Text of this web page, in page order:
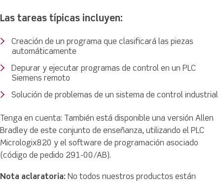
Las tareas típicas incluyen:
Creación de un programa que clasificará las piezas
automáticamente
Depurar y ejecutar programas de control en un PLC
Siemens remoto
Solución de problemas de un sistema de control industrial
Tenga en cuenta: También está disponible una versión Allen
Bradley de este conjunto de enseñanza, utilizando el PLC
Micrologix820 y el software de programación asociado
(código de pedido 291-00/AB).
Nota aclaratoria: No todos nuestros productos están